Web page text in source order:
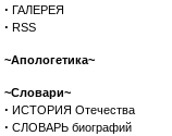
· ГАЛЕРЕЯ
· RSS
~Апологетика~
~Словари~
· ИСТОРИЯ Отечества
· СЛОВАРЬ биографий